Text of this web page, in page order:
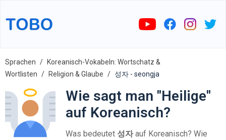
Sprachen
Koreanisch-Vokabeln: Wortschatz &
Wortlisten
Religion & Glaube 성자 - seongja
Wie sagt man "Heilige"
auf Koreanisch?
Was bedeutet 성자auf Koreanisch? Wie